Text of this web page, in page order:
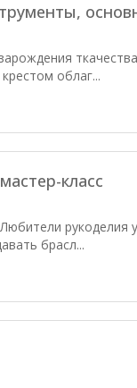
облаг...
класс
рукоделия
брасл...